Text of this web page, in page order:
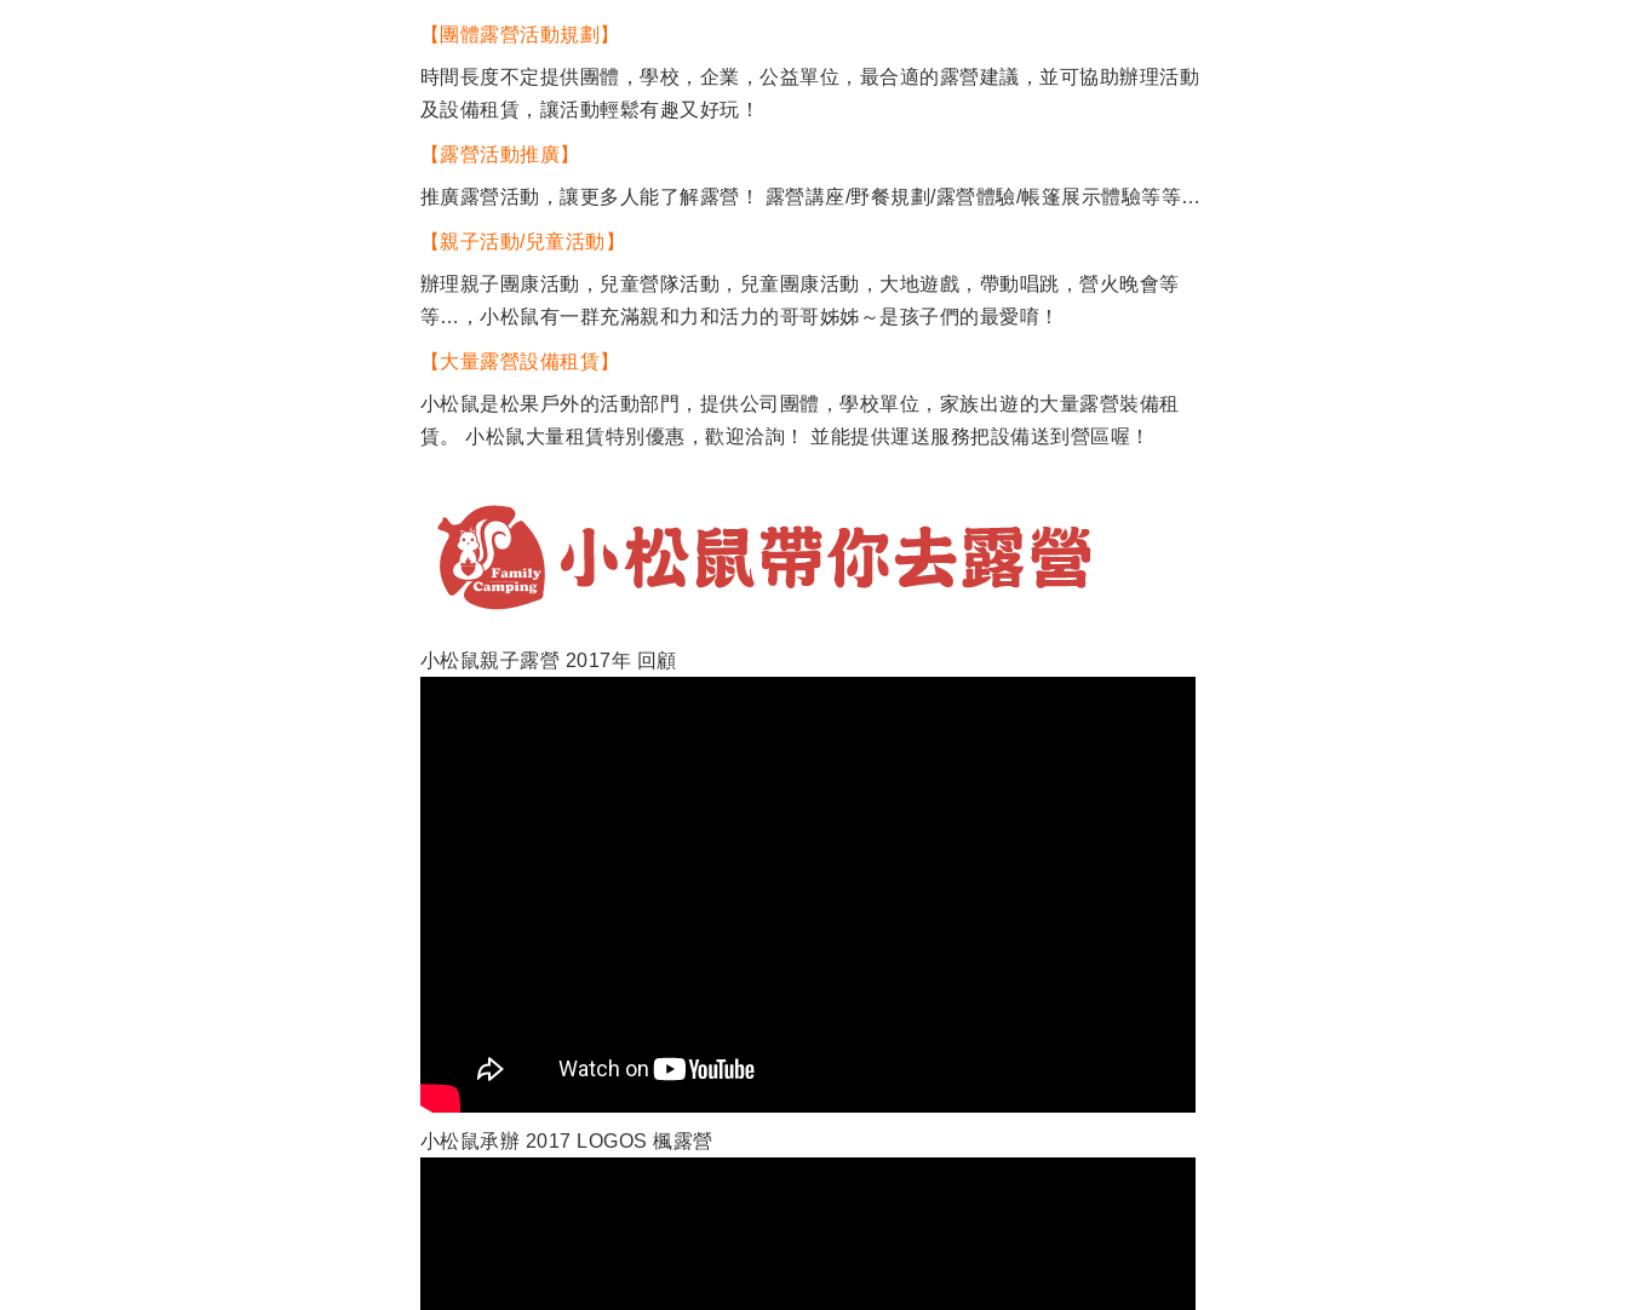
【團體露營活動規劃】
時間長度不定提供團體，學校，企業，公益單位，最合適的露營建議，並可協助辦理活動
及設備租賃，讓活動輕鬆有趣又好玩！
【露營活動推廣】
推廣露營活動，讓更多人能了解露營！ 露營講座/野餐規劃/露營體驗/帳篷展示體驗等等…
【親子活動/兒童活動】
辦理親子團康活動，兒童營隊活動，兒童團康活動，大地遊戲，帶動唱跳，營火晚會等
等…，小松鼠有一群充滿親和力和活力的哥哥姊姊～是孩子們的最愛唷！
【大量露營設備租賃】
小松鼠是松果戶外的活動部門，提供公司團體，學校單位，家族出遊的大量露營裝備租
賃。 小松鼠大量租賃特別優惠，歡迎洽詢！ 並能提供運送服務把設備送到營區喔！
小松鼠親子露營 2017年 回顧
小松鼠承辦 2017 LOGOS 楓露營